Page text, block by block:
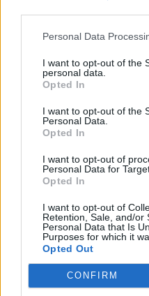
Personal Data
I want to opt-out of the
personal data.
Opted In
I want to opt-out of the
Personal Data.
Opted In
I want to opt-out of
Personal Data for
Opted In
I want to opt-out of
Retention, Sale, and/or
Personal Data that Is
Purposes for which it
Opted Out
CONFIRM
Η πίεση συνήθως
επιβράβευση με
τα λαχανικά του δεν
αποτελεσματική
να μειώσει την
ενισχύσει ακόμη
τρόφιμα πλούσια σε
Το συμπέρασμα των
υπάρχει κάποιο
συστηματική έκθεση
παράδειγμα των
παρουσίαση του
μπορούν, σταδιακά,